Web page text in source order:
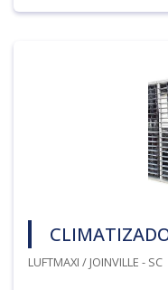
LUFTMAXI / JOINVILLE - SC